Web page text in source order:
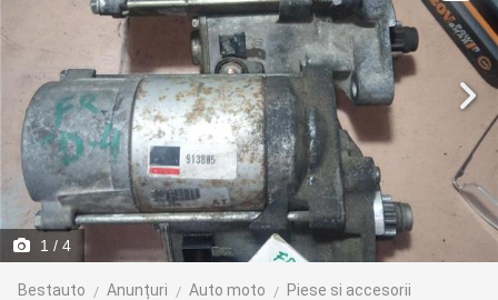
1 / 4
Bestauto Anunțuri Auto moto Piese si accesorii